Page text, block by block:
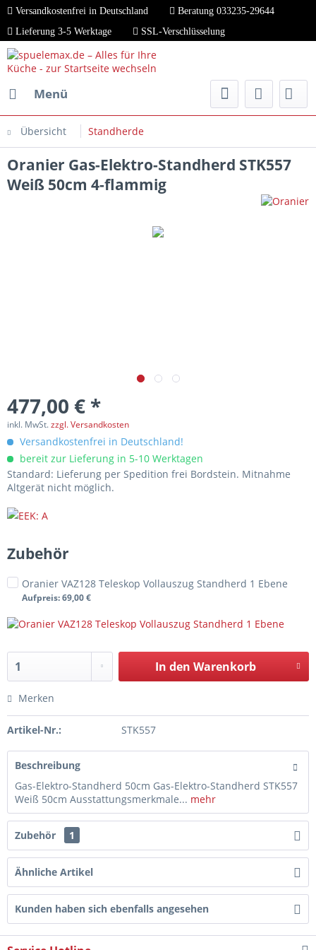
Versandkostenfrei in Deutschland
Beratung 033235-29644
Lieferung 3-5 Werktage
SSL-Verschlüsselung
Menü
Übersicht Standherde
Oranier Gas-Elektro-Standherd STK557
Weiß 50cm 4-flammig
477,00 € *
inkl. MwSt.zzgl. Versandkosten
Versandkostenfrei in Deutschland!
bereit zur Lieferung in 5-10 Werktagen
Standard: Lieferung per Spedition frei Bordstein. Mitnahme
Altgerät nicht möglich.
Zubehör
Oranier VAZ128 Teleskop Vollauszug Standherd 1 Ebene
Aufpreis: 69,00 €
In den Warenkorb
Merken
Artikel-Nr.: STK557
Beschreibung
Gas-Elektro-Standherd 50cm Gas-Elektro-Standherd STK557
Weiß 50cm Ausstattungsmerkmale... mehr
Zubehör 1
Ähnliche Artikel
Kunden haben sich ebenfalls angesehen